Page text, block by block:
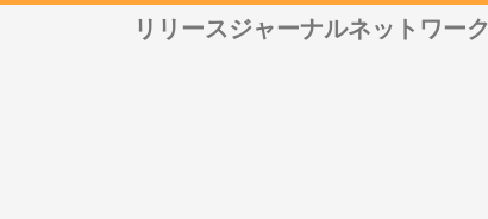
リリースジャーナルネットワーク